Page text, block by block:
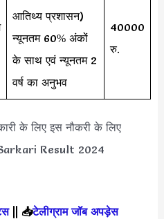
आतिथ्य प्रशासन)
न्यूनतम 60% अंकों
के साथ एवं न्यूनतम 2
वर्ष का अनुभव
40000
रु.
के लिए इस नौकरी के लिए
Sarkari Result 2024
|| 📥टेलीग्राम जॉब अपड़ेस